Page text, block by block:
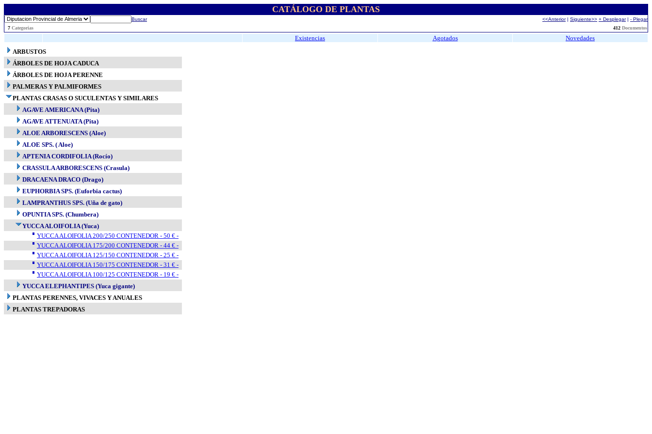
CATÁLOGO DE PLANTAS
Buscar <<Anterior| Siguiente>> + Desplegar| - Plegar
7 Categorias 412 Documentos
Existencias Agotados
Novedades
ARBUSTOS
ÁRBOLES DE HOJA CADUCA
ÁRBOLES DE HOJA PERENNE
PALMERAS Y PALMIFORMES
PLANTAS CRASAS O SUCULENTAS Y SIMILARES
AGAVE AMERICANA (Pita)
AGAVE ATTENUATA (Pita)
ALOE ARBORESCENS (Aloe)
ALOE SPS. ( Aloe)
APTENIA CORDIFOLIA (Rocío)
CRASSULA ARBORESCENS (Crasula)
DRACAENA DRACO (Drago)
EUPHORBIA SPS. (Euforbia cactus)
LAMPRANTHUS SPS. (Uña de gato)
OPUNTIA SPS. (Chumbera)
YUCCA ALOIFOLIA (Yuca)
YUCCA ALOIFOLIA 200/250 CONTENEDOR - 50 € -
YUCCA ALOIFOLIA 175/200 CONTENEDOR - 44 € -
YUCCA ALOIFOLIA 125/150 CONTENEDOR - 25 € -
YUCCA ALOIFOLIA 150/175 CONTENEDOR - 31 € -
YUCCA ALOIFOLIA 100/125 CONTENEDOR - 19 € -
YUCCA ELEPHANTIPES (Yuca gigante)
PLANTAS PERENNES, VIVACES Y ANUALES
PLANTAS TREPADORAS